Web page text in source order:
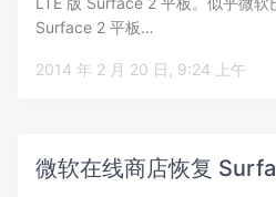
Surface 2 平板…
2014 年 2 月 20 日, 9:24 上午
微软在线商店恢复